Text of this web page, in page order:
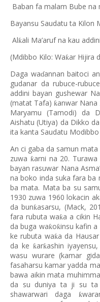
Baban fa malam Bube na
Bayansu Saudatu ta Kilon
Alƙali Ma’aruf na kau
(Mdibbo Kilo: Waƙar Hijira
Daga waɗannan baitoci
gudanar da rubuce-
addini bayan gushewar
(matat Tafa)ƙanwar Nana
Maryamu (Tamodi) da
Aishatu (Utiya) da Dikko
ita kanta Saudatu Modibbo
An ci gaba da samun
zuwa ƙarni na 20. Turawa
bayan rasuwar Nana
na boko inda suka fara ba
ba mata. Mata ba su
1930 zuwa 1960 lokacin
da bunƙasarsu, (Mack,
fara rubuta waƙa a cikin
da buga waƙoƙinsu kafin
ke rubuta waƙa da
da ke ƙarƙashin
wasu wurare (kamar
fasaharsu kamar yadda
bawa aikin mata
da su duniya ta ji su ta
shawarwari daga ƙ